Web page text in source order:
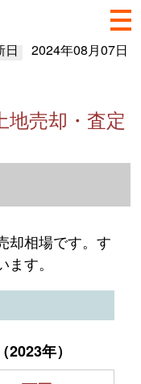
日 2024年08月07日
地売却・査定
却相場です。す
す。
年）